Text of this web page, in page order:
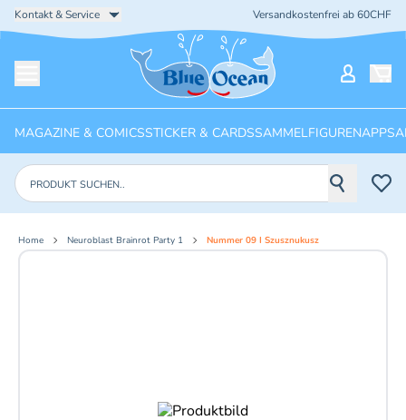
Kontakt & Service Versandkostenfrei ab 60CHF
Startseite
MAGAZINE & COMICSSTICKER & CARDSSAMMELFIGURENAPPS
Produkte suchen
Home Neuroblast Brainrot Party 1 Nummer 09 I Szusznukusz